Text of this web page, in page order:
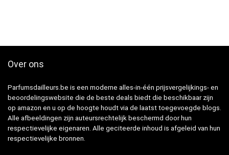
Over ons
Parfumsdailleurs.be is een moderne alles-in-één prijsvergelijkings- en
beoordelingswebsite die de beste deals biedt die beschikbaar zijn
op amazon en u op de hoogte houdt via de laatst toegevoegde blogs.
Alle afbeeldingen zijn auteursrechtelijk beschermd door hun
respectievelijke eigenaren. Alle geciteerde inhoud is afgeleid van hun
respectievelijke bronnen.